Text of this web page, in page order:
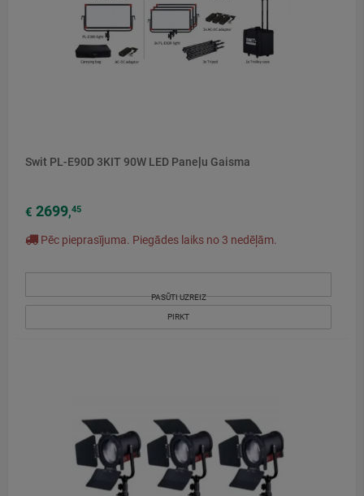
Swit PL-E90D 3KIT 90W LED Paneļu Gaisma
€ 2699,45
Pēc pieprasījuma. Piegādes laiks no 3 nedēļām.
PASŪTI UZREIZ
PIRKT